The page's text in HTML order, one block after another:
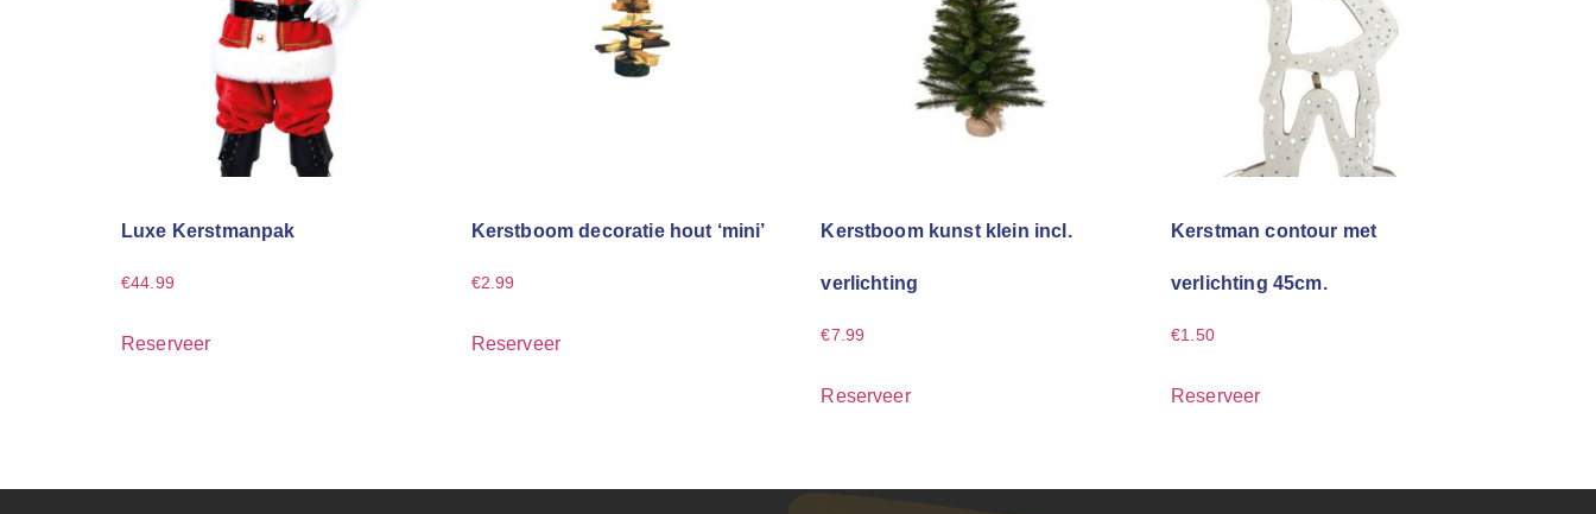
Luxe Kerstmanpak
€44.99
Reserveer
Kerstboom decoratie hout ‘mini’
€2.99
Reserveer
Kerstboom kunst klein incl.
verlichting
€7.99
Reserveer
Kerstman contour met
verlichting 45cm.
€1.50
Reserveer